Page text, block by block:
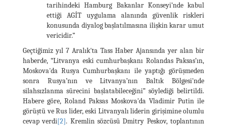
tarihindeki Hamburg Bakanlar Konseyi’nde kabul
ettiği AGİT uygulama alanında güvenlik riskleri
konusunda diyalog başlatılmasına ilişkin karar umut
vericidir.”
Geçtiğimiz yıl 7 Aralık'ta Tass Haber Ajansında yer alan bir
haberde, “Litvanya eski cumhurbaşkanı Rolandas Paksas’ın,
Moskova'da Rusya Cumhurbaşkanı ile yaptığı görüşmeden
sonra Rusya’nın ve Litvanya’nın Baltık Bölgesi'nde
silahsızlanma sürecini başlatabileceğini” söylediği belirtildi.
Habere göre, Roland Paksas Moskova'da Vladimir Putin ile
görüştü ve Rus lider, eski Litvanyalı liderin girişimine olumlu
cevap verdi[2]. Kremlin sözcüsü Dmitry Peskov, toplantının